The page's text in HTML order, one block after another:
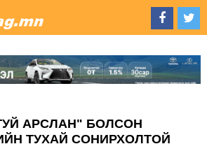
АРСЛАН" БОЛСОН
ТУХАЙ СОНИРХОЛТОЙ